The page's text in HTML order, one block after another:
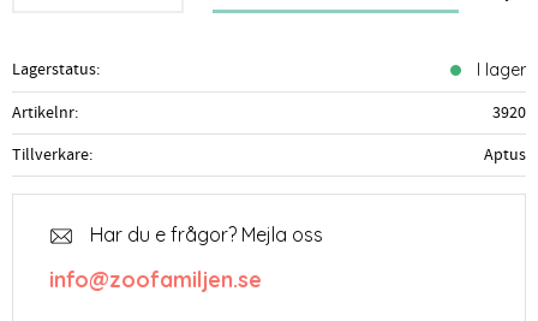
Lagerstatus I lager
Artikelnr
3920
Tillverkare
Aptus
Har du e frågor? Mejla oss
info@zoofamiljen.se